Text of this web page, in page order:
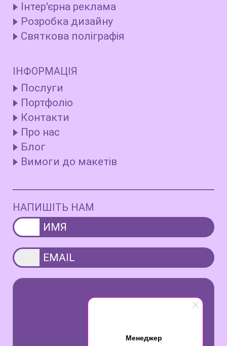
Менеджер
Інтер'єрна реклама
Розробка дизайну
Святкова поліграфія
ІНФОРМАЦІЯ
Послуги
Портфоліо
Контакти
Про нас
Блог
Вимоги до макетів
НАПИШІТЬ НАМ